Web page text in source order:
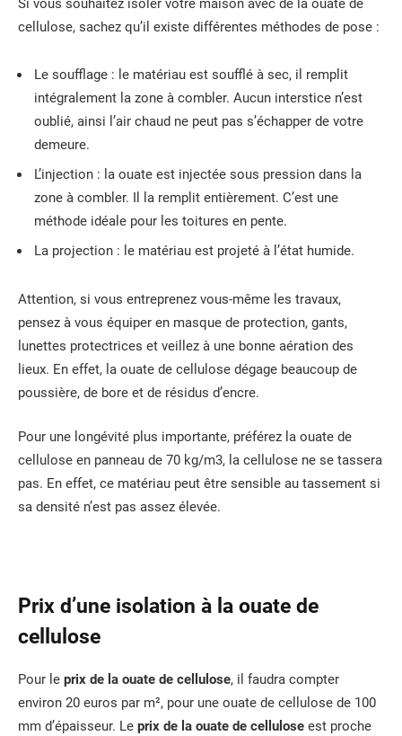
Si vous souhaitez isoler votre maison avec de la ouate de
cellulose, sachez qu’il existe différentes méthodes de pose :
Le soufflage : le matériau est soufflé à sec, il remplit
intégralement la zone à combler. Aucun interstice n’est
oublié, ainsi l’air chaud ne peut pas s’échapper de votre
demeure.
L’injection : la ouate est injectée sous pression dans la
zone à combler. Il la remplit entièrement. C’est une
méthode idéale pour les toitures en pente.
La projection : le matériau est projeté à l’état humide.
Attention, si vous entreprenez vous-même les travaux,
pensez à vous équiper en masque de protection, gants,
lunettes protectrices et veillez à une bonne aération des
lieux. En effet, la ouate de cellulose dégage beaucoup de
poussière, de bore et de résidus d’encre.
Pour une longévité plus importante, préférez la ouate de
cellulose en panneau de 70 kg/m3, la cellulose ne se tassera
pas. En effet, ce matériau peut être sensible au tassement si
sa densité n’est pas assez élevée.
Prix d’une isolation à la ouate de
cellulose
Pour le prix de la ouate de cellulose, il faudra compter
environ 20 euros par m², pour une ouate de cellulose de 100
mm d’épaisseur. Le prix de la ouate de cellulose est proche